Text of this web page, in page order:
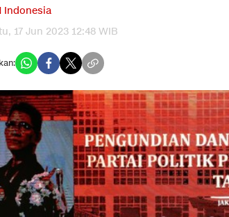
Indonesia
17 Jun 2023 12:48 WIB